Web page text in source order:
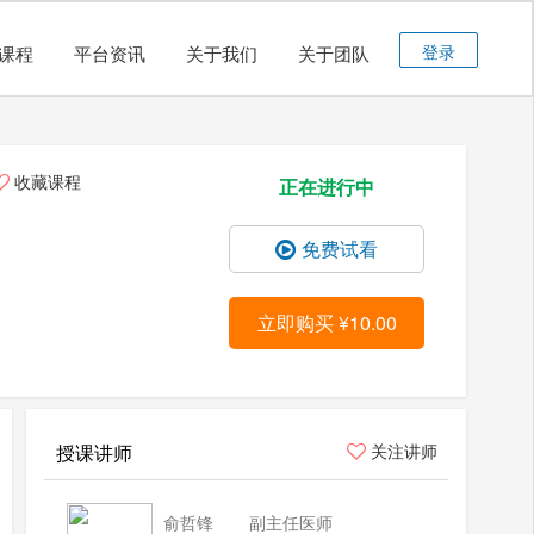
程 平台资讯 关于我们 关于团队 登录
收藏课程 正在进行中
免费试看
立即购买 ¥10.00
授课讲师 关注讲师
俞哲锋 副主任医师